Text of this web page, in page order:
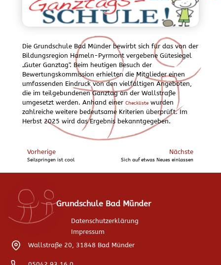
Die Grundschule Bad Münder bewirbt sich für das von der
Bildungsregion Hameln-Pyrmont vergebene Gütesiegel
„Guter Ganztag“. Beim heutigen Besuch der
Bewertungskommission erhielten die Mitglieder einen
umfassenden Eindruck von den vielfältigen Angeboten,
die im teilgebundenen Ganztag an der Wallstraße
umgesetzt werden. Anhand einer Checklistewurden
zahlreiche weitere bedeutsame Kriterien überprüft. Im
Herbst 2025 wird das Ergebnis bekanntgegeben.
Vorherige
Seilspringen ist cool
Nächste
Sich auf etwas Neues einlassen
Grundschule Bad Münder
Datenschutzerklärung
Impressum
Wallstraße 20, 31848 Bad Münder